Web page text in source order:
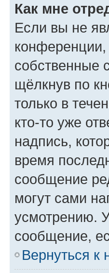
Как мне
Если вы не
конференции,
собственные
щёлкнув по
только в
кто-то уже
надпись,
время
сообщение
могут сами
усмотрению.
сообщение,
Вернуться к